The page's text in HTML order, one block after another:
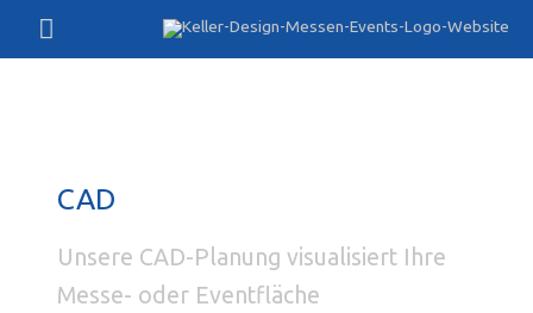
Hauptmenü
CAD
Unsere CAD-Planung visualisiert Ihre
Messe- oder Eventfläche